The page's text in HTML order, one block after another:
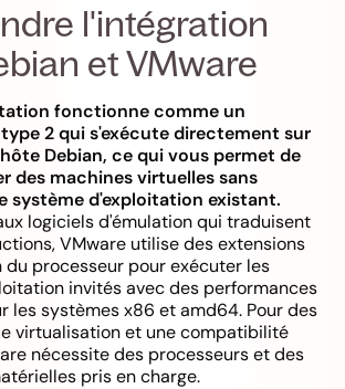
l'intégration
et VMware
fonctionne comme un
2 qui s'exécute directement sur
Debian, ce qui vous permet de
des machines virtuelles sans
système d'exploitation existant.
logiciels d'émulation qui traduisent
VMware utilise des extensions
processeur pour exécuter les
invités avec des performances
les systèmes x86 et amd64. Pour des
virtualisation et une compatibilité
nécessite des processeurs et des
pris en charge.